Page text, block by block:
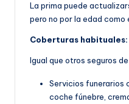
La prima puede
pero no por la edad como
Coberturas habituales:
Igual que otros seguros
Servicios funerarios
coche fúnebre,